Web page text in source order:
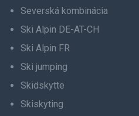
Severská kombinácia
Ski Alpin DE-AT-CH
Ski Alpin FR
Ski jumping
Skidskytte
Skiskyting